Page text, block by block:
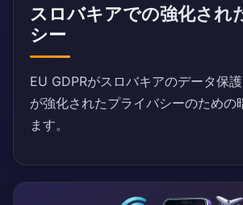
スロバキアでの強化され
シー
EU GDPRがスロバキアのデータ保
が強化されたプライバシーのための
ます。